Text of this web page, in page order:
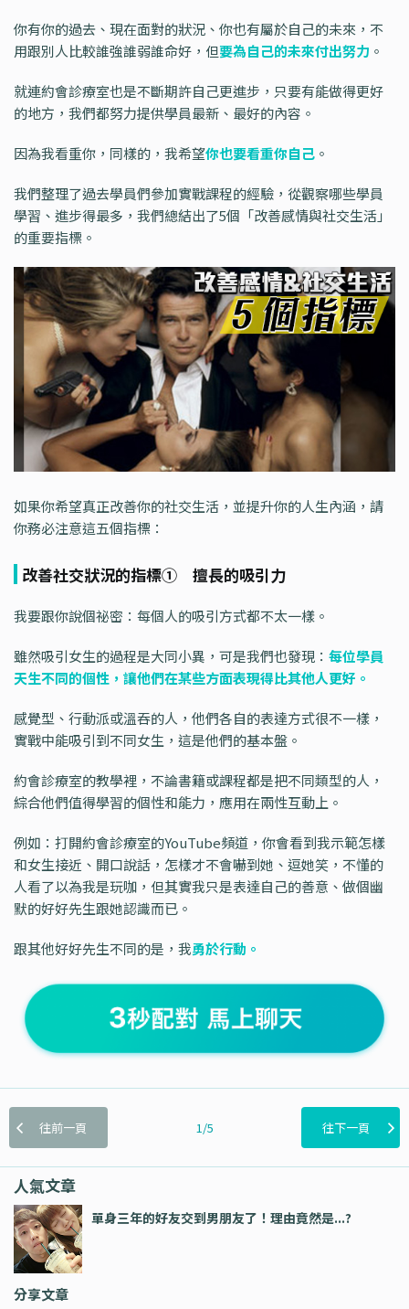
你有你的過去、現在面對的狀況、你也有屬於自己的未來，不
用跟別人比較誰強誰弱誰命好，但要為自己的未來付出努力 。
就連約會診療室也是不斷期許自己更進步，只要有能做得更好
的地方，我們都努力提供學員最新、最好的內容。
因為我看重你，同樣的，我希望你也要看重你自己 。
我們整理了過去學員們參加實戰課程的經驗，從觀察哪些學員
學習、進步得最多，我們總結出了5個「改善感情與社交生活」
的重要指標。
如果你希望真正改善你的社交生活，並提升你的人生內涵，請
你務必注意這五個指標：
改善社交狀況的指標① 擅長的吸引力
我要跟你說個祕密：每個人的吸引方式都不太一樣。
雖然吸引女生的過程是大同小異，可是我們也發現： 每位學員
天生不同的個性，讓他們在某些方面表現得比其他人更好。
感覺型、行動派或溫吞的人，他們各自的表達方式很不一樣，
實戰中能吸引到不同女生，這是他們的基本盤。
約會診療室的教學裡，不論書籍或課程都是把不同類型的人，
綜合他們值得學習的個性和能力，應用在兩性互動上。
例如：打開約會診療室的YouTube頻道，你會看到我示範怎樣
和女生接近、開口說話，怎樣才不會嚇到她、逗她笑，不懂的
人看了以為我是玩咖，但其實我只是表達自己的善意、做個幽
默的好好先生跟她認識而已。
跟其他好好先生不同的是，我勇於行動。
往前一頁 1/5 往下一頁
人氣文章
單身三年的好友交到男朋友了！理由竟然是...?
分享文章